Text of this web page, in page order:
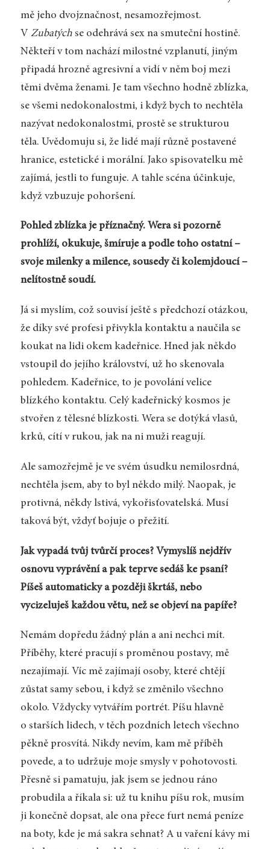
mě jeho dvojznačnost, nesamozřejmost.
V Zubatýchse odehrává sex na smuteční hostině.
Někteří v tom nachází milostné vzplanutí, jiným
připadá hrozně agresivní a vidí v něm boj mezi
těmi dvěma ženami. Je tam všechno hodně zblízka,
se všemi nedokonalostmi, i když bych to nechtěla
nazývat nedokonalostmi, prostě se strukturou
těla. Uvědomuju si, že lidé mají různě postavené
hranice, estetické i morální. Jako spisovatelku mě
zajímá, jestli to funguje. A tahle scéna účinkuje,
když vzbuzuje pohoršení.
Pohled zblízka je příznačný. Wera si pozorně
prohlíží, okukuje, šmíruje a podle toho ostatní –
svoje milenky a milence, sousedy či kolemjdoucí –
nelítostně soudí.
Já si myslím, což souvisí ještě s předchozí otázkou,
že díky své profesi přivykla kontaktu a naučila se
koukat na lidi okem kadeřnice. Hned jak někdo
vstoupil do jejího království, už ho skenovala
pohledem. Kadeřnice, to je povolání velice
blízkého kontaktu. Celý kadeřnický kosmos je
stvořen z tělesné blízkosti. Wera se dotýká vlasů,
krků, cítí v rukou, jak na ni muži reagují.
Ale samozřejmě je ve svém úsudku nemilosrdná,
nechtěla jsem, aby to byl někdo milý. Naopak, je
protivná, někdy lstivá, vykořisťovatelská. Musí
taková být, vždyť bojuje o přežití.
Jak vypadá tvůj tvůrčí proces? Vymyslíš nejdřív
osnovu vyprávění a pak teprve sedáš ke psaní?
Píšeš automaticky a později škrtáš, nebo
vycizeluješ každou větu, než se objeví na papíře?
Nemám dopředu žádný plán a ani nechci mít.
Příběhy, které pracují s proměnou postavy, mě
nezajímají. Víc mě zajímají osoby, které chtějí
zůstat samy sebou, i když se změnilo všechno
okolo. Vždycky vytvářím portrét. Píšu hlavně
o starších lidech, v těch pozdních letech všechno
pěkně prosvítá. Nikdy nevím, kam mě příběh
povede, a to udržuje moje smysly v pohotovosti.
Přesně si pamatuju, jak jsem se jednou ráno
probudila a říkala si: už tu knihu píšu rok, musím
ji konečně dopsat, ale ona přece furt nemá peníze
na boty, kde je má sakra sehnat? A u vaření kávy mi